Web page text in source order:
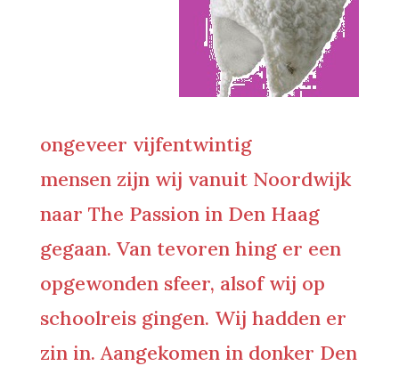
ongeveer vijfentwintig
mensen zijn wij vanuit Noordwijk
naar The Passion in Den Haag
gegaan. Van tevoren hing er een
opgewonden sfeer, alsof wij op
schoolreis gingen. Wij hadden er
zin in. Aangekomen in donker Den